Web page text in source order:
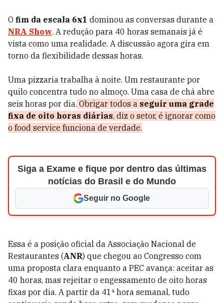
O fim da escala 6x1 dominou as conversas durante a
NRA Show. A redução para 40 horas semanais já é
vista como uma realidade. A discussão agora gira em
torno da flexibilidade dessas horas.
Uma pizzaria trabalha à noite. Um restaurante por
quilo concentra tudo no almoço. Uma casa de chá abre
seis horas por dia. Obrigar todos a seguir uma grade
fixa de oito horas diárias, diz o setor, é ignorar como
o food service funciona de verdade.
Siga a Exame e fique por dentro das últimas
notícias do Brasil e do Mundo
Seguir no Google
Essa é a posição oficial da Associação Nacional de
Restaurantes (ANR) que chegou ao Congresso com
uma proposta clara enquanto a PEC avança: aceitar as
40 horas, mas rejeitar o engessamento de oito horas
fixas por dia. A partir da 41ª hora semanal, tudo